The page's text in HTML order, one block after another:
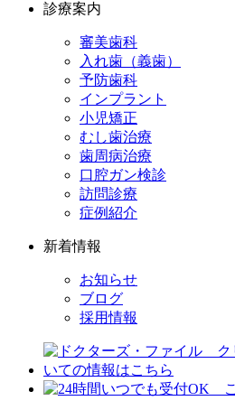
診療案内
審美歯科
入れ歯（義歯）
予防歯科
インプラント
小児矯正
むし歯治療
歯周病治療
口腔ガン検診
訪問診療
症例紹介
新着情報
お知らせ
ブログ
採用情報